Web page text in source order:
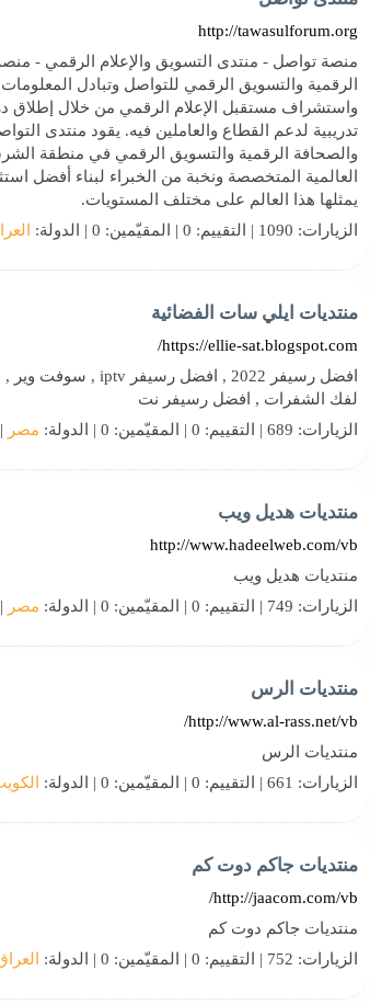
http://tawasulforum.org
منصة تواصل - منتدى التسويق والإعلام الرقمي -
الرقمية والتسويق الرقمي للتواصل وتبادل
واستشراف مستقبل الإعلام الرقمي من خلال
تدريبية لدعم القطاع والعاملين فيه. يقود منتدى
والصحافة الرقمية والتسويق الرقمي في منطقة
العالمية المتخصصة ونخبة من الخبراء لبناء أفضل
يمثلها هذا العالم على مختلف المستويات.
الزيارات: 1090 | التقييم: 0 | المقيّمين: 0 | الدولة:
منتديات ايلي سات الفضائية
https://ellie-sat.blogspot.com/
لفك الشفرات , افضل رسيفر نت
الزيارات: 689 | التقييم: 0 | المقيّمين: 0 | الدولة:
مصر
منتديات هديل ويب
http://www.hadeelweb.com/vb
منتديات هديل ويب
الزيارات: 749 | التقييم: 0 | المقيّمين: 0 | الدولة:
مصر
منتديات الرس
http://www.al-rass.net/vb/
منتديات الرس
الزيارات: 661 | التقييم: 0 | المقيّمين: 0 | الدولة:
منتديات جاكم دوت كم
http://jaacom.com/vb/
منتديات جاكم دوت كم
الزيارات: 752 | التقييم: 0 | المقيّمين: 0 | الدولة: